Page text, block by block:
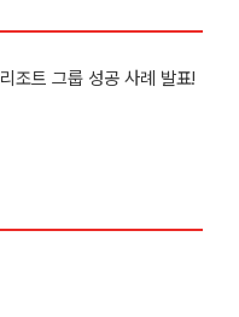
조트 그룹 성공 사례 발표!